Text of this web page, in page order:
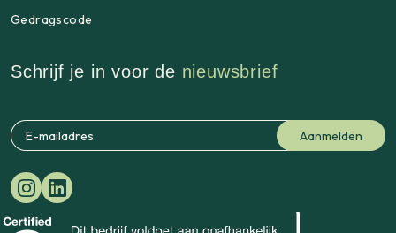
Gedragscode
Schrijf je in voor de nieuwsbrief